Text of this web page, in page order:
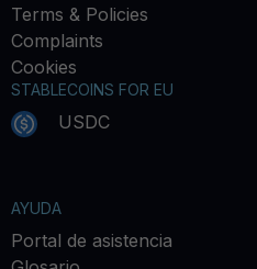
Terms & Policies
Complaints
Cookies
STABLECOINS FOR EU
USDC
AYUDA
Portal de asistencia